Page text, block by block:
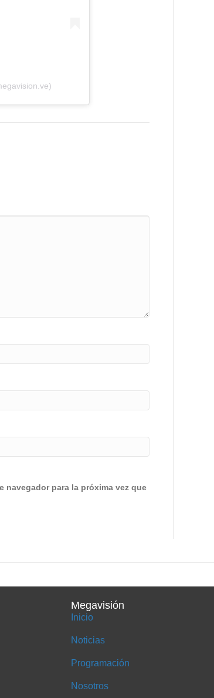
navegador para la próxima vez que
Megavisión
Inicio
Noticias
Programación
Nosotros